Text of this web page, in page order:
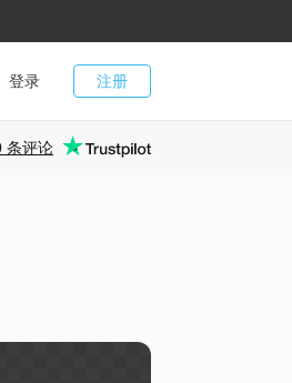
注册
登录
条评论